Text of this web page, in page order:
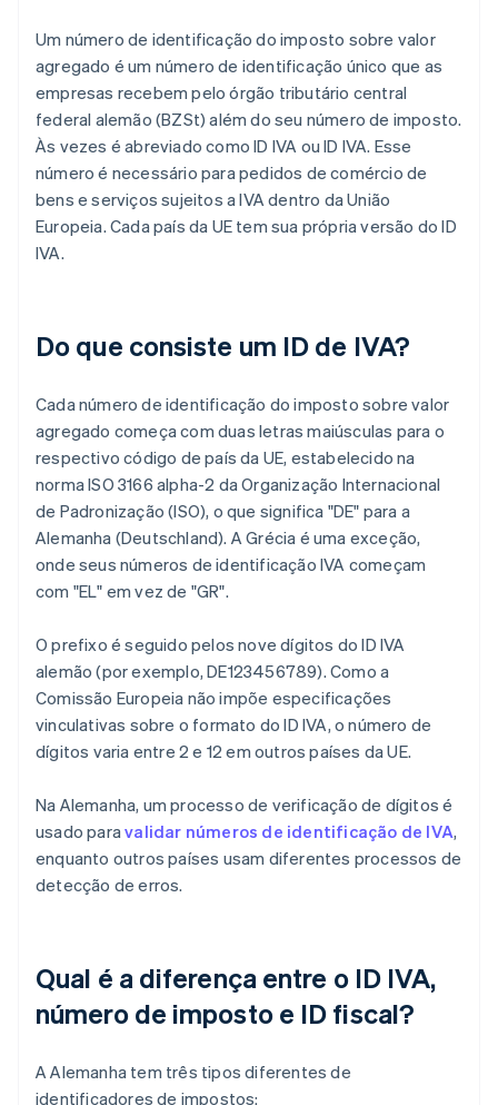
Um número de identificação do imposto sobre valor
agregado é um número de identificação único que as
empresas recebem pelo órgão tributário central
federal alemão (BZSt) além do seu número de imposto.
Às vezes é abreviado como ID IVA ou ID IVA. Esse
número é necessário para pedidos de comércio de
bens e serviços sujeitos a IVA dentro da União
Europeia. Cada país da UE tem sua própria versão do ID
IVA.
Do que consiste um ID de IVA?
Cada número de identificação do imposto sobre valor
agregado começa com duas letras maiúsculas para o
respectivo código de país da UE, estabelecido na
norma ISO 3166 alpha-2 da Organização Internacional
de Padronização (ISO), o que significa "DE" para a
Alemanha (Deutschland). A Grécia é uma exceção,
onde seus números de identificação IVA começam
com "EL" em vez de "GR".
O prefixo é seguido pelos nove dígitos do ID IVA
alemão (por exemplo, DE123456789). Como a
Comissão Europeia não impõe especificações
vinculativas sobre o formato do ID IVA, o número de
dígitos varia entre 2 e 12 em outros países da UE.
Na Alemanha, um processo de verificação de dígitos é
usado paravalidar números de identificação de IVA,
enquanto outros países usam diferentes processos de
detecção de erros.
Qual é a diferença entre o ID IVA,
número de imposto e ID fiscal?
A Alemanha tem três tipos diferentes de
identificadores de impostos: